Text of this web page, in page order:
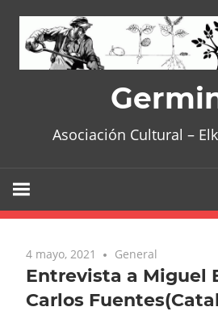
content
Asociación Cultural –
4 mayo, 2021 General
Entrevista a Miguel
Carlos